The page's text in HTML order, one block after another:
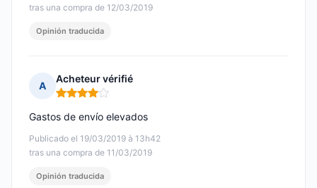
tras una compra de 12/03/2019
Opinión traducida
A
Acheteur vérifié
Nota: 4 de 5
Publicado el 19/03/2019 à 13h42
tras una compra de 11/03/2019
Gastos de envío elevados
Opinión traducida